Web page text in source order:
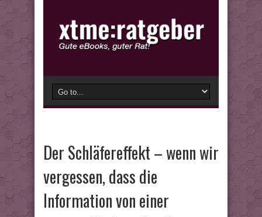
Der Schläfereffekt – wenn wir
vergessen, dass die
Information von einer